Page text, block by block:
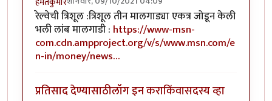
रेल्वेची त्रिशूल :त्रिशूल तीन मालगाड्या एकत्र जोडून केली
भली लांब मालगाडी : https://www-msn-
com.cdn.ampproject.org/v/s/www.msn.com/e
n-in/money/news…
प्रतिसाद देण्यासाठीलॉग इन कराकिंवासदस्य व्हा